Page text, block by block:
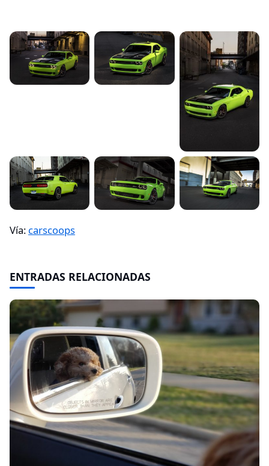
Vía: carscoops
ENTRADAS RELACIONADAS